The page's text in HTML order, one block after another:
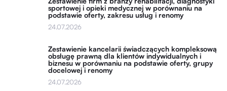
sportowej i opieki medycznej w porównaniu na
podstawie oferty, zakresu usług i renomy
24.07.2026
Zestawienie kancelarii świadczących kompleksową
obsługę prawną dla klientów indywidualnych i
biznesu w porównaniu na podstawie oferty, grupy
docelowej i renomy
24.07.2026